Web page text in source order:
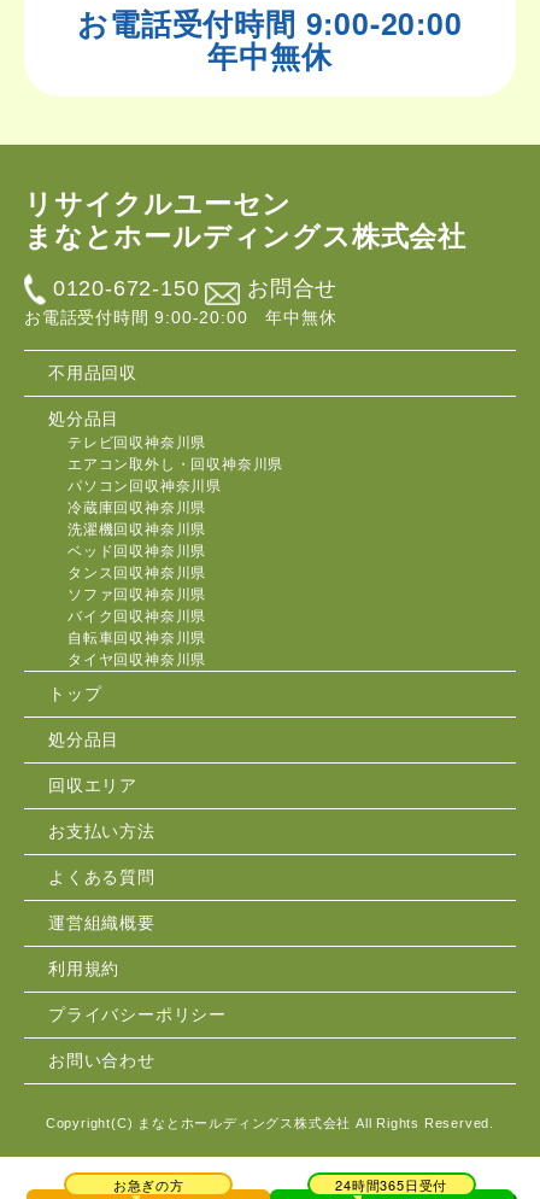
お電話受付時間 9:00-20:00
年中無休
お急ぎの方 24時間365日受付
リサイクルユーセン
まなとホールディングス株式会社
0120-672-150 お問合せ
お電話受付時間 9:00-20:00 年中無休
不用品回収
処分品目
テレビ回収神奈川県
エアコン取外し・回収神奈川県
パソコン回収神奈川県
冷蔵庫回収神奈川県
洗濯機回収神奈川県
ベッド回収神奈川県
タンス回収神奈川県
ソファ回収神奈川県
バイク回収神奈川県
自転車回収神奈川県
タイヤ回収神奈川県
トップ
処分品目
回収エリア
お支払い方法
よくある質問
運営組織概要
利用規約
プライバシーポリシー
お問い合わせ
Copyright(C) まなとホールディングス株式会社 All Rights Reserved.